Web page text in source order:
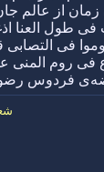
زمان از عالم
فی طول العنا
فی
فی روم المنی
فردوس